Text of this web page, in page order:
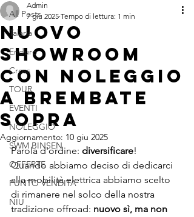
All Posts
Talaria
Enduro
Cross
TOUR
EVENTI
NOLEGGIO
SWM BINSEN
OFFERTE
PUNTO VENDITA
NIU
NUOVO
SHOWROOM
CON NOLEGGIO
A BREMBATE
SOPRA
Admin
7 giu 2025 Tempo di lettura: 1 min
Aggiornamento: 10 giu 2025
Parola d'ordine: diversificare!
Quando abbiamo deciso di dedicarci
alla mobilità elettrica abbiamo scelto
di rimanere nel solco della nostra
tradizione offroad: nuovo sì, ma non